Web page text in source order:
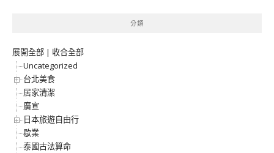
分類
展開全部 | 收合全部
Uncategorized
台北美食
居家清潔
廣宣
日本旅遊自由行
歇業
泰國古法算命